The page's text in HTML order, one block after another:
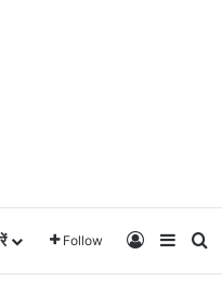
Follow Log In